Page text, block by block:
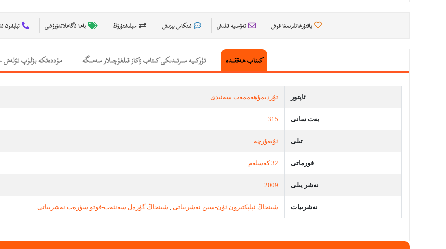
ياقتۇرغانلىرىمغا قوش تەۋسىيە قىلىش ئىنكاس يېزىش سېلىشتۇرۇڭ باھا ئاگاھلاندۇرۇشى تېلېفون
كىتاب ھەققىدە تۈركىيە سىرتىدىكى كىتاب زاكاز قىلغۇچىلار سەمىگە مۇددەتكە بۆلۈپ تۆلەش
ئاپتور تۇردىمۇھەممەت سەئىدى
بەت سانى 315
تىلى ئۇيغۇرچە
فورماتى 32 كەسلەم
نەشر يىلى 2009
نەشرىيات شىنجاڭ ئېلېكتىرون ئۈن-سىن نەشرىياتى , شىنجاڭ گۈزەل سەنئەت-فوتو سۈرەت نەشرىياتى